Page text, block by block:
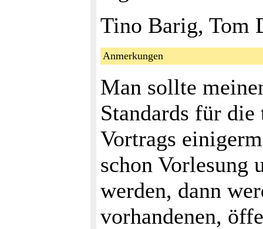
Tino Barig, Tom
Anmerkungen
Man sollte
Standards für
Vortrags
schon Vorlesung
werden, dann
vorhandenen,